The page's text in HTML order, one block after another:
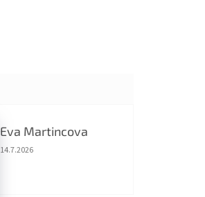
Eva Martincova
Hodnocení obchodu je 5 z 5 hvězdiček.
14.7.2026